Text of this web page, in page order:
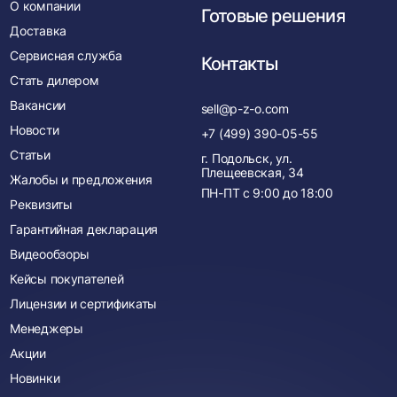
О компании
Доставка
Сервисная служба
Стать дилером
Вакансии
Новости
Статьи
Жалобы и предложения
Реквизиты
Гарантийная декларация
Видеообзоры
Кейсы покупателей
Лицензии и сертификаты
Менеджеры
Акции
Новинки
Готовые решения
Контакты
sell@p-z-o.com
+7 (499) 390-05-55
г. Подольск, ул.
Плещеевская, 34
ПН-ПТ с 9:00 до 18:00